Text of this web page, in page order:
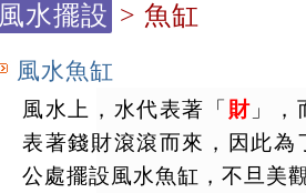
風水擺設 > 魚缸
風水魚缸
風水上，水代表著「 財 」
表著錢財滾滾而來，因此
公處擺設風水魚缸，不旦美